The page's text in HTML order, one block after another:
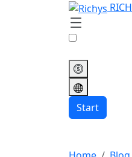
Start